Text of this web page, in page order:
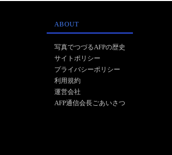
ABOUT
写真でつづるAFPの歴史
サイトポリシー
プライバシーポリシー
利用規約
運営会社
AFP通信会長ごあいさつ